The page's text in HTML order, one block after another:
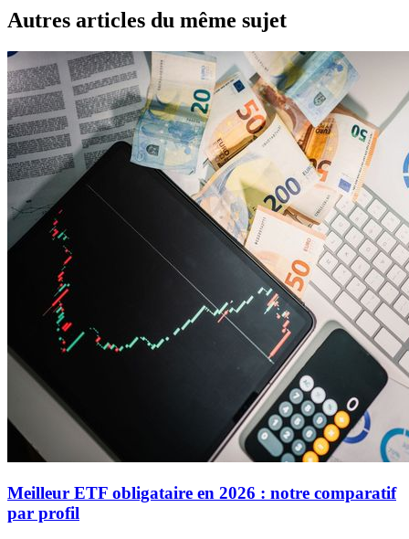
Autres articles du même sujet
Meilleur ETF obligataire en 2026 : notre comparatif
par profil